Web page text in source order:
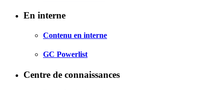
En interne
Contenu en interne
GC Powerlist
Centre de connaissances